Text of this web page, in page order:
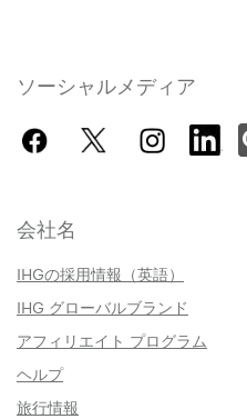
ソーシャルメディア
会社名
IHGの採用情報（英語）
IHG グローバルブランド
アフィリエイト プログラム
ヘルプ
旅行情報